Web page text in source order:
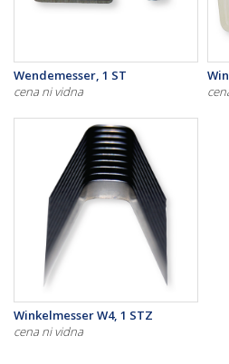
Wendemesser, 1 ST
cena ni vidna
Winkelmesser W4, 1 STZ
cena ni vidna